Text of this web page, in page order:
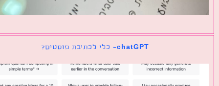
chatGPT- כלי לכתיבת פוסטים?